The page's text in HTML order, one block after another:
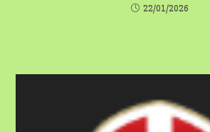
22/01/2026